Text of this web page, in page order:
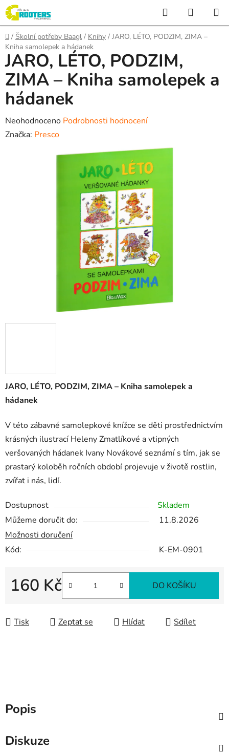
Přejít
na
obsah
Hledat
KOŠÍK
Domů
/ Školní potřeby Baagl / Knihy / JARO, LÉTO, PODZIM, ZIMA –
Kniha samolepek a hádanek
JARO, LÉTO, PODZIM, ZIMA – Kniha samolepek a
hádanek
V této zábavné samolepkové knížce se děti prostřednictvím
krásných ilustrací Heleny Zmatlíkové a vtipných
veršovaných hádanek Ivany Novákové seznámí s tím, jak se
prastarý koloběh ročních období projevuje v životě rostlin,
zvířat i nás, lidí.
Dostupnost
Skladem
Můžeme doručit do:
11.8.2026
Možnosti doručení
Kód:
K-EM-0901
160 Kč DO KOŠÍKU
Tisk Zeptat se Hlídat Sdílet
JARO, LÉTO, PODZIM,
ZIMA – Kniha samolepek a
hádanek
Průměrné
hodnocení
Neohodnoceno Podrobnosti hodnocení
Značka: Presco
Popis
Diskuze